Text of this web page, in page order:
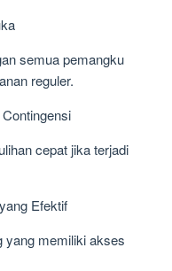
semua pemangku
reguler.
cepat jika terjadi
Efektif
yang memiliki akses